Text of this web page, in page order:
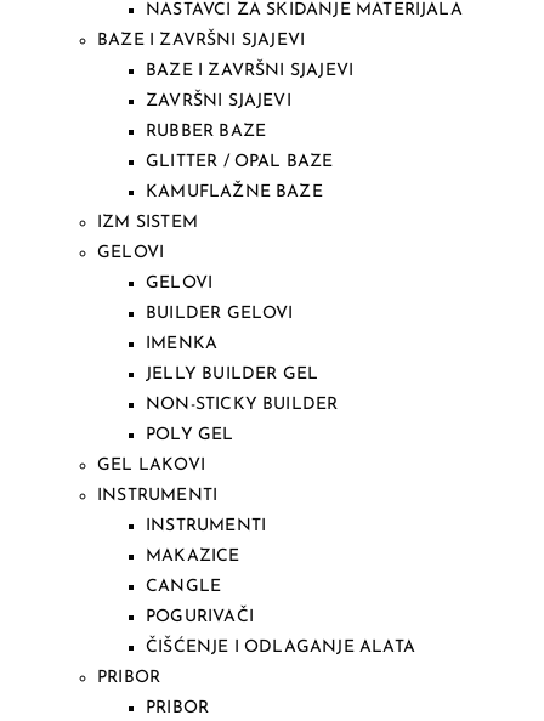
NASTAVCI ZA SKIDANJE MATERIJALA
BAZE I ZAVRŠNI SJAJEVI
BAZE I ZAVRŠNI SJAJEVI
ZAVRŠNI SJAJEVI
RUBBER BAZE
GLITTER / OPAL BAZE
KAMUFLAŽNE BAZE
IZM SISTEM
GELOVI
GELOVI
BUILDER GELOVI
IMENKA
JELLY BUILDER GEL
NON-STICKY BUILDER
POLY GEL
GEL LAKOVI
INSTRUMENTI
INSTRUMENTI
MAKAZICE
CANGLE
POGURIVAČI
ČIŠĆENJE I ODLAGANJE ALATA
PRIBOR
PRIBOR